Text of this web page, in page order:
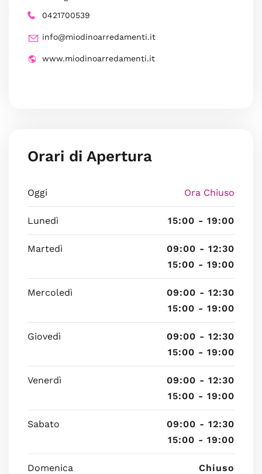
0421700539
info@miodinoarredamenti.it
www.miodinoarredamenti.it
Orari di Apertura
Oggi Ora Chiuso
Lunedì 15:00 - 19:00
Martedì
09:00 - 12:30
15:00 - 19:00
Mercoledì
09:00 - 12:30
15:00 - 19:00
Giovedì
09:00 - 12:30
15:00 - 19:00
Venerdì
09:00 - 12:30
15:00 - 19:00
Sabato
09:00 - 12:30
15:00 - 19:00
Domenica Chiuso